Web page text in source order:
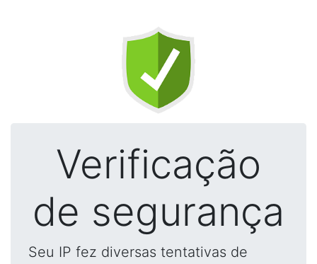
Verificação
de segurança
Seu IP fez diversas tentativas de